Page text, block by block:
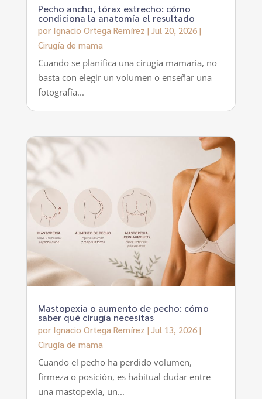
Pecho ancho, tórax estrecho: cómo
condiciona la anatomía el resultado
por Ignacio Ortega Remírez | Jul 20, 2026|
Cirugía de mama
Cuando se planifica una cirugía mamaria, no
basta con elegir un volumen o enseñar una
fotografía...
Mastopexia o aumento de pecho: cómo
saber qué cirugía necesitas
por Ignacio Ortega Remírez | Jul 13, 2026|
Cirugía de mama
Cuando el pecho ha perdido volumen,
firmeza o posición, es habitual dudar entre
una mastopexia, un...